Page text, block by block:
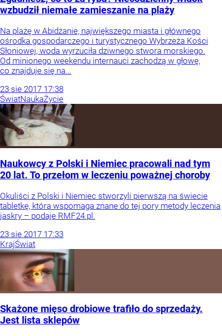
wzbudził niemałe zamieszanie na plaży
Na plażę w Abidżanie, największego miasta i głównego
ośrodka gospodarczego i turystycznego Wybrzeża Kości
Słoniowej, woda wyrzuciła dziwnego stwora morskiego.
Od minionego weekendu internauci zachodzą w głowę,
co znajduje się na...
23 sie 2017 17:38
ŚwiatNaukaŻycie
Naukowcy z Polski i Niemiec pracowali nad tym
20 lat. To przełom w leczeniu poważnej choroby
Okuliści z Polski i Niemiec stworzyli pierwszą na świecie
tabletkę, która wspomaga znane do tej pory metody leczenia
jaskry – podaje RMF24.pl.
23 sie 2017 17:33
KrajŚwiat
Skażone mięso drobiowe trafiło do sprzedaży.
Jest lista sklepów